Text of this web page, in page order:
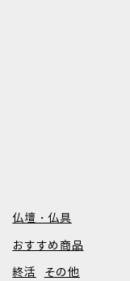
仏壇・仏具
おすすめ商品
終活 その他